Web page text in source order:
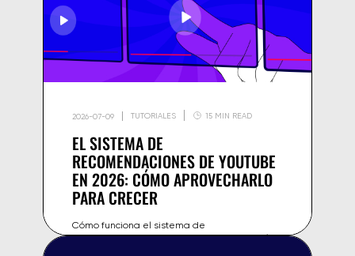
2026-07-09 TUTORIALES 15 MIN READ
EL SISTEMA DE
RECOMENDACIONES DE YOUTUBE
EN 2026: CÓMO APROVECHARLO
PARA CRECER
Cómo funciona el sistema de
recomendaciones de YouTube en 2026 y cómo